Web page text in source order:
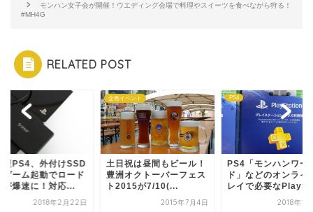
モンハン女子会が開催！ウエディング会場で料理やスイーツを食べながら狩る！
#MH4G
RELATED POST
型PS4、外付けSSD
ゲーム起動でロード
が爆速に！対応...
2018年2月22日
企画イベント
土日祝は昼間もビール！
豊洲オクトーバーフェス
ト2015が7/10(...
2015年7月4日
PS4
PS4「モンハンワー
ド」などのオンライ
レイで必要な
2018年1